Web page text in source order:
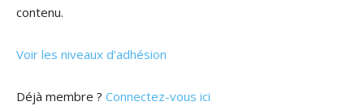
contenu.
Voir les niveaux d’adhésion
Déjà membre ? Connectez-vous ici